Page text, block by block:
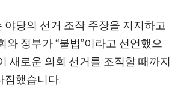
당의 선거 조작 주장을 지지하고
와 정부가 “불법”이라고 선언했으
새로운 의회 선거를 조직할 때까지
했습니다.